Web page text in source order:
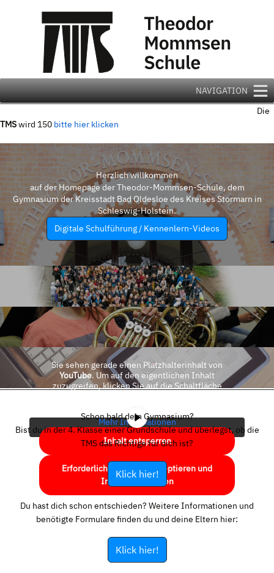
NAVIGATION
Die
TMSwird 150 bitte hier klicken
Herzlich willkommen
auf der Homepage der Theodor-Mommsen-Schule, dem
Gymnasium der Kreisstadt Bad Oldesloe des Kreises Stormarn in
Schleswig-Holstein.
Digitale Schulführung / Kennenlern-Videos
Sie sehen gerade einen Platzhalterinhalt von
YouTube. Um auf den eigentlichen Inhalt
zuzugreifen, klicken Sie auf die Schaltfläche
Mehr Informationen
Inhalt entsperren
Erforderlichen Service akzeptieren und
Inhalte entsperren
Schon bald dein Gymnasium?
Bist du in der 4. Klasse einer Grundschule und überlegst, ob die
TMS das Richtige für dich ist?
Klick hier!
Du hast dich schon entschieden? Weitere Informationen und
benötigte Formulare finden du und deine Eltern hier:
Klick hier!